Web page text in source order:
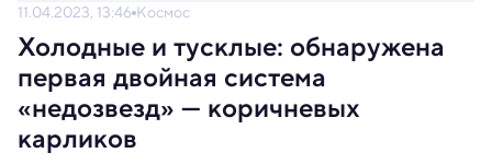
11.04.2023, 13:46 Космос
Холодные и тусклые: обнаружена
первая двойная система
«недозвезд» — коричневых
карликов